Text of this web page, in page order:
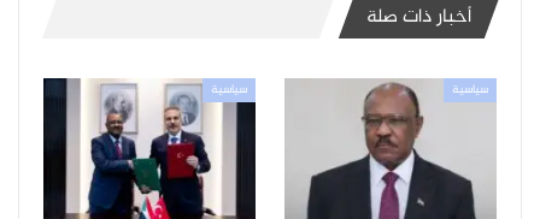
أخبار ذات صلة
سياسية سياسية